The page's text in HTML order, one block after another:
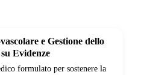
e Gestione dello
Evidenze
formulato per sostenere la